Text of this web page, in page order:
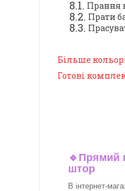
Прання
Прати
Більше
Готові
🔹 Прямий
штор
В інтернет-